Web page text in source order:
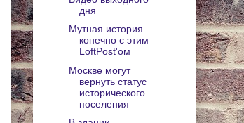
дня
Мутная история
конечно с этим
LoftPost'ом
Москве могут
вернуть статус
исторического
поселения